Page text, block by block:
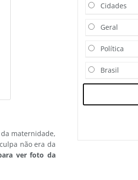
maternidade,
não era da
ver foto da
Cidades
Geral
Política
Brasil